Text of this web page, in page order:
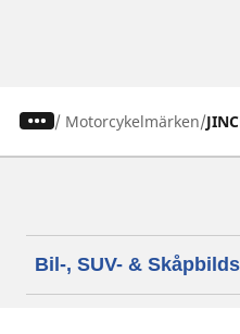
/ Motorcykelmärken
Bil-, SUV- &